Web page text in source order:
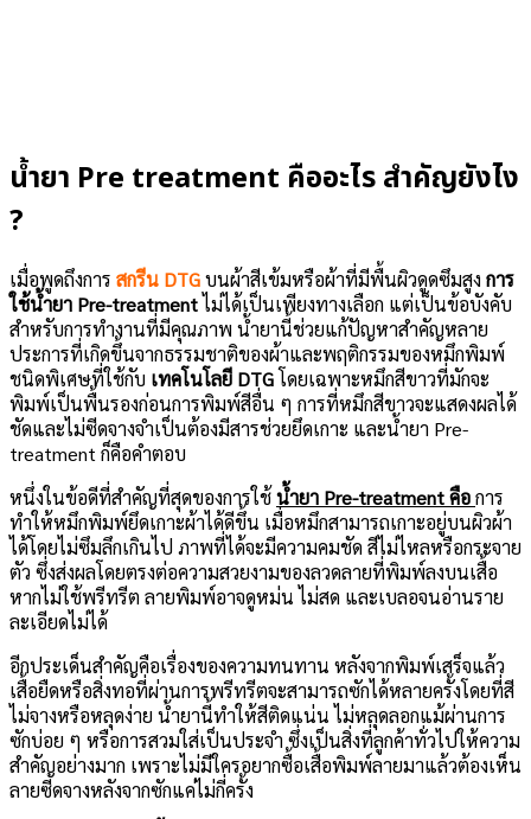
น้ำยา Pre treatment คืออะไร สำคัญยังไง
?
เมื่อพูดถึงการ สกรีน DTGบนผ้าสีเข้มหรือผ้าที่มีพื้นผิวดูดซึมสูง การ
ใช้น้ำยา Pre-treatmentไม่ได้เป็นเพียงทางเลือก แต่เป็นข้อบังคับ
สำหรับการทำงานที่มีคุณภาพ น้ำยานี้ช่วยแก้ปัญหาสำคัญหลาย
ประการที่เกิดขึ้นจากธรรมชาติของผ้าและพฤติกรรมของหมึกพิมพ์
ชนิดพิเศษที่ใช้กับ เทคโนโลยี DTGโดยเฉพาะหมึกสีขาวที่มักจะ
พิมพ์เป็นพื้นรองก่อนการพิมพ์สีอื่น ๆ การที่หมึกสีขาวจะแสดงผลได้
ชัดและไม่ซีดจางจำเป็นต้องมีสารช่วยยึดเกาะ และน้ำยา Pre-
treatment ก็คือคำตอบ
หนึ่งในข้อดีที่สำคัญที่สุดของการใช้น้ำยา Pre-treatment คือการ
ทำให้หมึกพิมพ์ยึดเกาะผ้าได้ดีขึ้น เมื่อหมึกสามารถเกาะอยู่บนผิวผ้า
ได้โดยไม่ซึมลึกเกินไป ภาพที่ได้จะมีความคมชัด สีไม่ไหลหรือกระจาย
ตัว ซึ่งส่งผลโดยตรงต่อความสวยงามของลวดลายที่พิมพ์ลงบนเสื้อ
หากไม่ใช้พรีทรีต ลายพิมพ์อาจดูหม่น ไม่สด และเบลอจนอ่านราย
ละเอียดไม่ได้
อีกประเด็นสำคัญคือเรื่องของความทนทาน หลังจากพิมพ์เสร็จแล้ว
เสื้อยืดหรือสิ่งทอที่ผ่านการพรีทรีตจะสามารถซักได้หลายครั้งโดยที่สี
ไม่จางหรือหลุดง่าย น้ำยานี้ทำให้สีติดแน่น ไม่หลุดลอกแม้ผ่านการ
ซักบ่อย ๆ หรือการสวมใส่เป็นประจำ ซึ่งเป็นสิ่งที่ลูกค้าทั่วไปให้ความ
สำคัญอย่างมาก เพราะไม่มีใครอยากซื้อเสื้อพิมพ์ลายมาแล้วต้องเห็น
ลายซีดจางหลังจากซักแค่ไม่กี่ครั้ง